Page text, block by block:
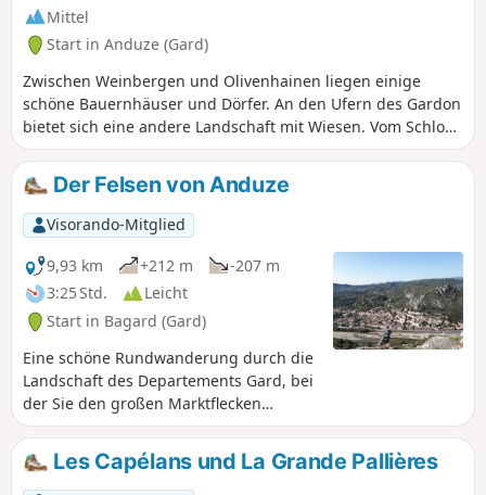
Mittel
Start in Anduze (Gard)
Zwischen Weinbergen und Olivenhainen liegen einige
schöne Bauernhäuser und Dörfer. An den Ufern des Gardon
bietet sich eine andere Landschaft mit Wiesen. Vom Schloss
sind nur noch die Mauern und die Aussicht übrig
geblieben. Ein Abschnitt führt auch hoch über das
Heideland.
Der Felsen von Anduze
Visorando-Mitglied
9,93 km
+212 m
-207 m
3:25 Std.
Leicht
Start in Bagard (Gard)
Eine schöne Rundwanderung durch die
Landschaft des Departements Gard, bei
der Sie den großen Marktflecken
Anduze vom Felsen aus entdecken
können, der ihn überragt.
Les Capélans und La Grande Pallières